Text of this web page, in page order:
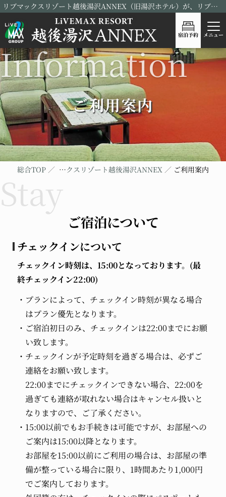
リブマックスリゾート越後湯沢ANNEX（旧湯沢ホテル）が、リブランドOPEN！
宿泊予約 メニュー
ご利用案内
総合TOP リブマックスリゾート越後湯沢ANNEX ご利用案内
ご宿泊について
チェックインについて
チェックイン時刻は、15:00となっております。(最
終チェックイン22:00)
プランによって、チェックイン時刻が異なる場合
はプラン優先となります。
ご宿泊初日のみ、チェックインは22:00までにお願
い致します。
チェックインが予定時刻を過ぎる場合は、必ずご
連絡をお願い致します。
22:00までにチェックインできない場合、22:00を
過ぎても連絡が取れない場合はキャンセル扱いと
なりますので、ご了承ください。
15:00以前でもお手続きは可能ですが、お部屋への
ご案内は15:00以降となります。
お部屋を15:00以前にご利用の場合は、お部屋の準
備が整っている場合に限り、1時間あたり1,000円
でご案内しております。